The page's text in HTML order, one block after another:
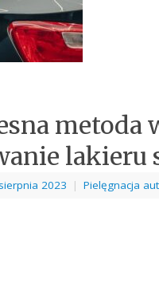
metoda
lakieru
2023 | Pielęgnacja aut